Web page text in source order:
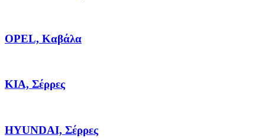
OPEL, Καβάλα
KIA, Σέρρες
HYUNDAI, Σέρρες